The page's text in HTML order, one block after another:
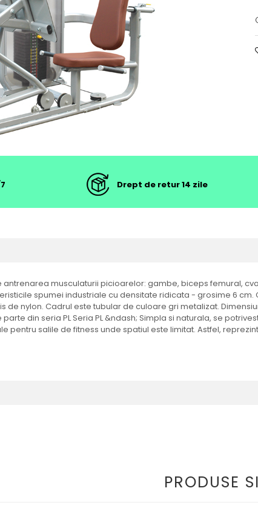
Drept de retur 14 zile
antrenarea musculaturii picioarelor: gambe, biceps femural,
spumei industriale cu densitate ridicata - grosime 6
de nylon. Cadrul este tubular de culoare gri metalizat.
din seria PL Seria PL &ndash; Simpla si naturala, se
pentru salile de fitness unde spatiul este limitat. Astfel,
PRODUSE